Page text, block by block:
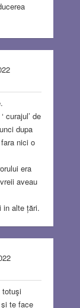
curajul’ de
dupa
nici o
era
aveau
in alte țări.
totuşi
te face